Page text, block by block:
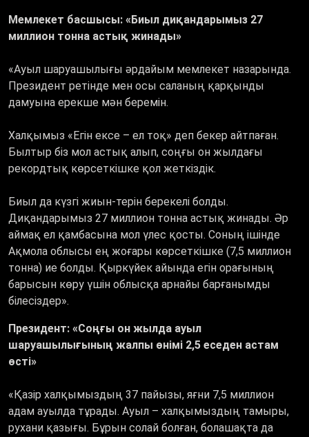
Мемлекет басшысы: «Биыл диқандарымыз 27
миллион тонна астық жинады»
«Ауыл шаруашылығы әрдайым мемлекет назарында.
Президент ретінде мен осы саланың қарқынды
дамуына ерекше мән беремін.
Халқымыз «Егін ексе – ел тоқ» деп бекер айтпаған.
Былтыр біз мол астық алып, соңғы он жылдағы
рекордтық көрсеткішке қол жеткіздік.
Биыл да күзгі жиын-терін берекелі болды.
Диқандарымыз 27 миллион тонна астық жинады. Әр
аймақ ел қамбасына мол үлес қосты. Соның ішінде
Ақмола облысы ең жоғары көрсеткішке (7,5 миллион
тонна) ие болды. Қыркүйек айында егін орағының
барысын көру үшін облысқа арнайы барғанымды
білесіздер».
Президент: «Соңғы он жылда ауыл
шаруашылығының жалпы өнімі 2,5 еседен астам
өсті»
«Қазір халқымыздың 37 пайызы, яғни 7,5 миллион
адам ауылда тұрады. Ауыл – халқымыздың тамыры,
рухани қазығы. Бұрын солай болған, болашақта да